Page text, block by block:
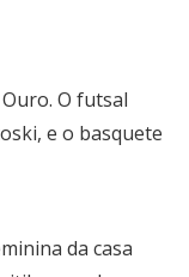
O futsal
e o basquete
da casa